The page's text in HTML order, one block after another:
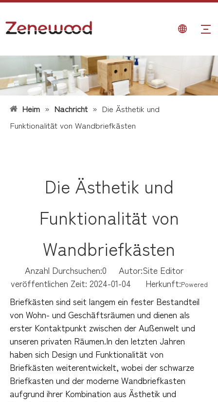
Heim » Nachricht » Die Ästhetik und
Funktionalität von Wandbriefkästen
Die Ästhetik und
Funktionalität von
Wandbriefkästen
Anzahl Durchsuchen:0 Autor:Site Editor
veröffentlichen Zeit: 2024-01-04 Herkunft:Powered
Briefkästen sind seit langem ein fester Bestandteil
von Wohn- und Geschäftsräumen und dienen als
erster Kontaktpunkt zwischen der Außenwelt und
unseren privaten Räumen.In den letzten Jahren
haben sich Design und Funktionalität von
Briefkästen weiterentwickelt, wobei der schwarze
Briefkasten und der moderne Wandbriefkasten
aufgrund ihrer Kombination aus Ästhetik und